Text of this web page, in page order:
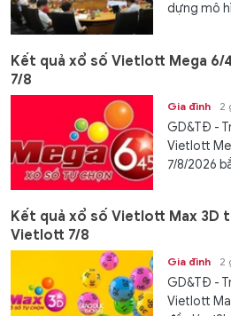
dựng mô
Kết quả xổ số Vietlott Mega 6/
7/8
Gia đình 2
GD&TĐ -
Vietlott
7/8/2026
Kết quả xổ số Vietlott Max 3D
Vietlott 7/8
Gia đình 2
GD&TĐ -
Vietlott